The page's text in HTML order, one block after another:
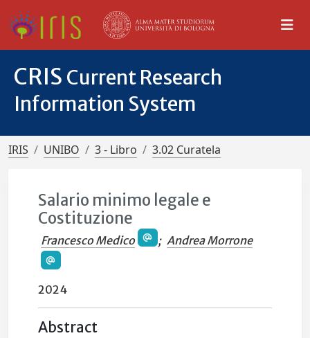
CRIS Current Research
Information System
IRIS UNIBO 3 - Libro 3.02 Curatela
Salario minimo legale e
Costituzione
Francesco Medico ; Andrea Morrone
2024
Abstract